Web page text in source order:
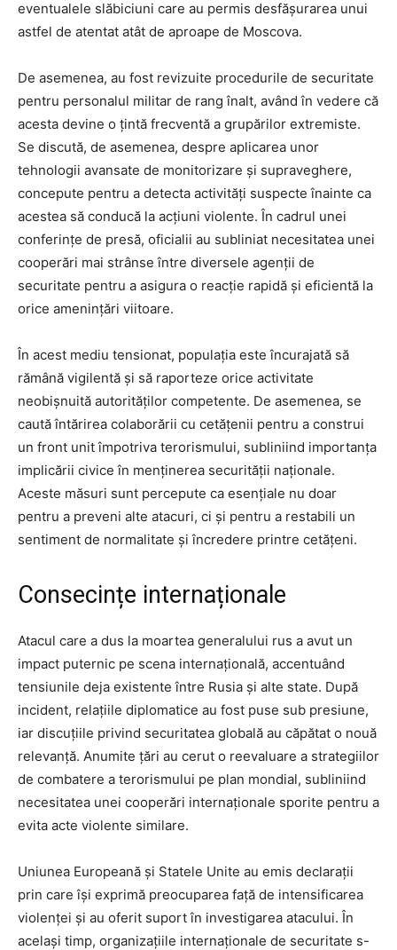
eventualele slăbiciuni care au permis desfășurarea unui
astfel de atentat atât de aproape de Moscova.
De asemenea, au fost revizuite procedurile de securitate
pentru personalul militar de rang înalt, având în vedere că
acesta devine o țintă frecventă a grupărilor extremiste.
Se discută, de asemenea, despre aplicarea unor
tehnologii avansate de monitorizare și supraveghere,
concepute pentru a detecta activități suspecte înainte ca
acestea să conducă la acțiuni violente. În cadrul unei
conferințe de presă, oficialii au subliniat necesitatea unei
cooperări mai strânse între diversele agenții de
securitate pentru a asigura o reacție rapidă și eficientă la
orice amenințări viitoare.
În acest mediu tensionat, populația este încurajată să
rămână vigilentă și să raporteze orice activitate
neobișnuită autorităților competente. De asemenea, se
caută întărirea colaborării cu cetățenii pentru a construi
un front unit împotriva terorismului, subliniind importanța
implicării civice în menținerea securității naționale.
Aceste măsuri sunt percepute ca esențiale nu doar
pentru a preveni alte atacuri, ci și pentru a restabili un
sentiment de normalitate și încredere printre cetățeni.
Consecințe internaționale
Atacul care a dus la moartea generalului rus a avut un
impact puternic pe scena internațională, accentuând
tensiunile deja existente între Rusia și alte state. După
incident, relațiile diplomatice au fost puse sub presiune,
iar discuțiile privind securitatea globală au căpătat o nouă
relevanță. Anumite țări au cerut o reevaluare a strategiilor
de combatere a terorismului pe plan mondial, subliniind
necesitatea unei cooperări internaționale sporite pentru a
evita acte violente similare.
Uniunea Europeană și Statele Unite au emis declarații
prin care își exprimă preocuparea față de intensificarea
violenței și au oferit suport în investigarea atacului. În
același timp, organizațiile internaționale de securitate s-